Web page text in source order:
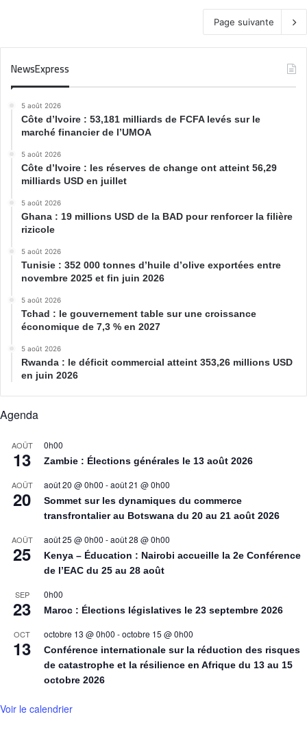
Page suivante
NewsExpress
5 août 2026
Côte d’Ivoire : 53,181 milliards de FCFA levés sur le
marché financier de l’UMOA
5 août 2026
Côte d’Ivoire : les réserves de change ont atteint 56,29
milliards USD en juillet
5 août 2026
Ghana : 19 millions USD de la BAD pour renforcer la filière
rizicole
5 août 2026
Tunisie : 352 000 tonnes d’huile d’olive exportées entre
novembre 2025 et fin juin 2026
5 août 2026
Tchad : le gouvernement table sur une croissance
économique de 7,3 % en 2027
5 août 2026
Rwanda : le déficit commercial atteint 353,26 millions USD
en juin 2026
Agenda
AOÛT
13
0h00
Zambie : Élections générales le 13 août 2026
AOÛT
20
août 20 @ 0h00 -août 21 @ 0h00
Sommet sur les dynamiques du commerce
transfrontalier au Botswana du 20 au 21 août 2026
AOÛT
25
août 25 @ 0h00 -août 28 @ 0h00
Kenya – Éducation : Nairobi accueille la 2e Conférence
de l’EAC du 25 au 28 août
SEP
23
0h00
Maroc : Élections législatives le 23 septembre 2026
OCT
13
octobre 13 @ 0h00 -octobre 15 @ 0h00
Conférence internationale sur la réduction des risques
de catastrophe et la résilience en Afrique du 13 au 15
octobre 2026
Voir le calendrier